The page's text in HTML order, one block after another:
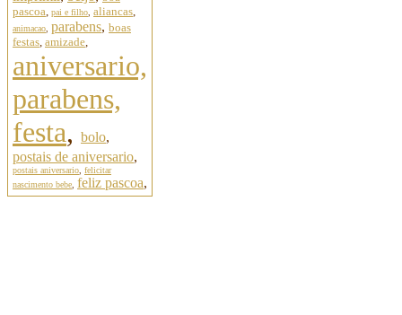
pascoa, pai e filho aliancas,
animacao parabens, boas
festas, amizade,
aniversario,
parabens,
festa, bolo,
postais de aniversario,
postais aniversario felicitar
nascimento bebe feliz pascoa,